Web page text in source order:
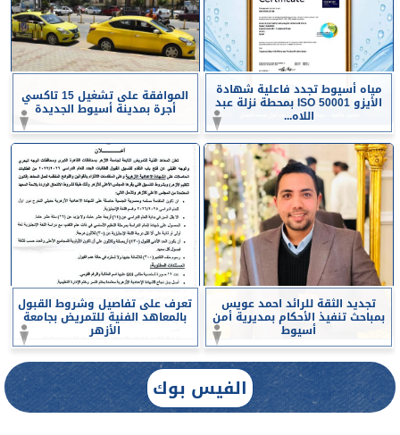
مياه أسيوط تجدد فاعلية شهادة
الأيزو ISO 50001 بمحطة نزلة عبد
اللاه...
الموافقة على تشغيل 15 تاكسي
أجرة بمدينة أسيوط الجديدة
تجديد الثقة للرائد احمد عويس
بمباحث تنفيذ الأحكام بمديرية أمن
أسيوط
تعرف على تفاصيل وشروط القبول
بالمعاهد الفنية للتمريض بجامعة
الأزهر
الفيس بوك